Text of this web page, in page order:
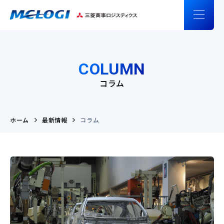
COLUMN
コラム
ホーム 最新情報 コラム